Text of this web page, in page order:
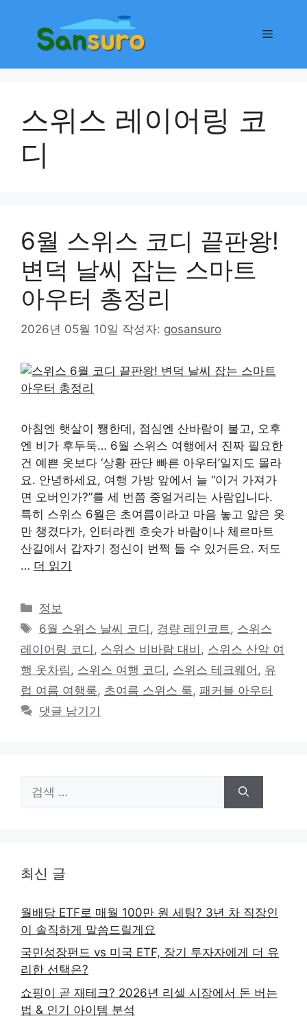
메
스위스 레이어링 코
디
6월 스위스 코디 끝판왕!
변덕 날씨 잡는 스마트
아우터 총정리
2026년 05월 10일 작성자: gosansuro
아침엔 햇살이 쨍한데, 점심엔 산바람이 불고, 오후
엔 비가 후두둑… 6월 스위스 여행에서 진짜 필요한
건 예쁜 옷보다 ‘상황 판단 빠른 아우터’일지도 몰라
요. 안녕하세요, 여행 가방 앞에서 늘 “이거 가져가
면 오버인가?”를 세 번쯤 중얼거리는 사람입니다.
특히 스위스 6월은 초여름이라고 마음 놓고 얇은 옷
만 챙겼다가, 인터라켄 호숫가 바람이나 체르마트
산길에서 갑자기 정신이 번쩍 들 수 있거든요. 저도
… 더 읽기
카
테
리
정보
태
그
6월 스위스 날씨 코디 , 경량 레인코트 , 스위스
레이어링 코디 , 스위스 비바람 대비 , 스위스 산악 여
행 옷차림 , 스위스 여행 코디 , 스위스 테크웨어 , 유
럽 여름 여행룩, 초여름 스위스 룩, 패커블 아우터
댓글 남기기
색:
최신 글
월배당 ETF로 매월 100만 원 세팅? 3년 차 직장인
이 솔직하게 말씀드릴게요
국민성장펀드 vs 미국 ETF, 장기 투자자에게 더 유
리한 선택은?
쇼핑이 곧 재테크? 2026년 리셀 시장에서 돈 버는
법 & 인기 아이템 분석